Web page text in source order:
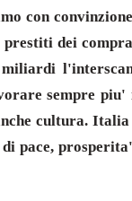
con
dei
sempre piu'
cultura.